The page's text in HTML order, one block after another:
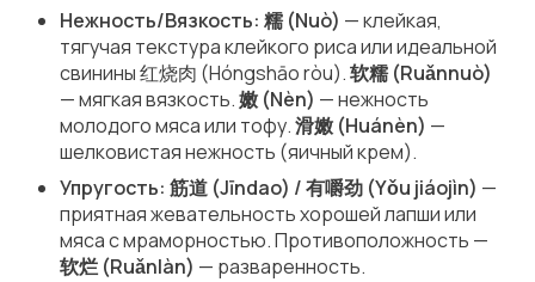
Нежность/Вязкость: 糯 (Nuò) —клейкая,
тягучая текстура клейкого риса или идеальной
свинины 红烧肉 (Hóngshāo ròu).软糯 (Ruǎnnuò)
—мягкая вязкость.嫩 (Nèn) —нежность
молодого мяса или тофу.滑嫩 (Huánèn) —
шелковистая нежность (яичный крем).
Упругость: 筋道 (Jīndao) / 有嚼劲 (Yǒu jiáojìn) —
приятная жевательностьхорошей лапши или
мяса с мраморностью. Противоположность —
软烂 (Ruǎnlàn) — разваренность.